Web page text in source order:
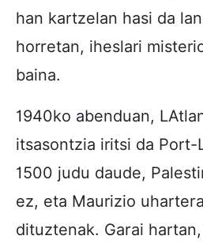
han kartzelan hasi da
horretan, iheslari
baina.
1940ko abenduan,
itsasontzia iritsi da Port-
1500 judu daude,
ez, eta Maurizio
dituztenak. Garai